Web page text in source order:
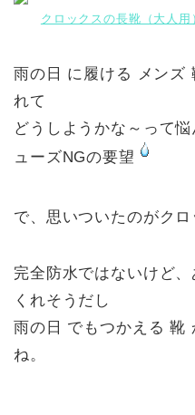
クロックスの長靴（大人用
雨の日 に履ける メン
れて
どうしようかな～って
ューズNGの要望
で、思いついたのがクロ
完全防水ではないけど
くれそうだし
雨の日 でもつかえる 靴
ね。